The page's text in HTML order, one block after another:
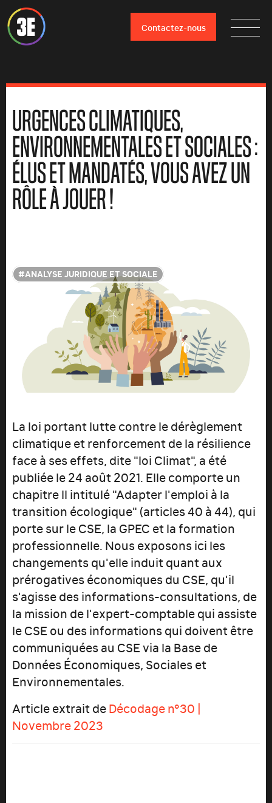
Contactez-nous
URGENCES CLIMATIQUES,
ENVIRONNEMENTALES ET SOCIALES :
ÉLUS ET MANDATÉS, VOUS AVEZ UN
RÔLE À JOUER !
ANALYSE JURIDIQUE ET SOCIALE
La loi portant lutte contre le dérèglement
climatique et renforcement de la résilience
face à ses effets, dite "loi Climat", a été
publiée le 24 août 2021. Elle comporte un
chapitre II intitulé "Adapter l'emploi à la
transition écologique" (articles 40 à 44), qui
porte sur le CSE, la GPEC et la formation
professionnelle. Nous exposons ici les
changements qu'elle induit quant aux
prérogatives économiques du CSE, qu'il
s'agisse des informations-consultations, de
la mission de l'expert-comptable qui assiste
le CSE ou des informations qui doivent être
communiquées au CSE via la Base de
Données Économiques, Sociales et
Environnementales.
Article extrait deDécodage n°30 |
Novembre 2023